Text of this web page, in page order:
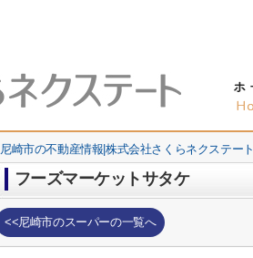
尼崎市の不動産情報|株式会社さくらネクステート
フーズマーケットサタケ
<<尼崎市のスーパーの一覧へ